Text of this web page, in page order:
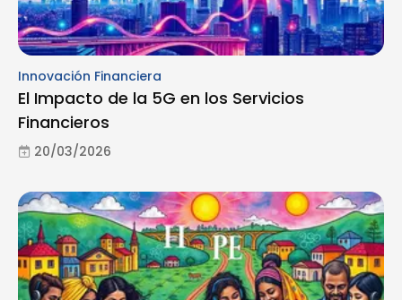
Innovación Financiera
El Impacto de la 5G en los Servicios
Financieros
20/03/2026